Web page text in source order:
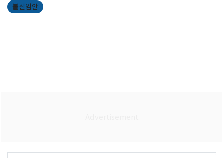
불신임안